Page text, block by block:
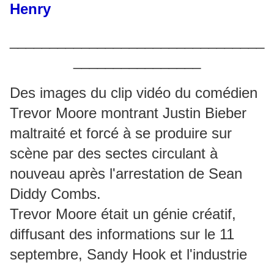
Henry
Des images du clip vidéo du comédien
Trevor Moore montrant Justin Bieber
maltraité et forcé à se produire sur
scène par des sectes circulant à
nouveau après l'arrestation de Sean
Diddy Combs.
Trevor Moore était un génie créatif,
diffusant des informations sur le 11
septembre, Sandy Hook et l'industrie